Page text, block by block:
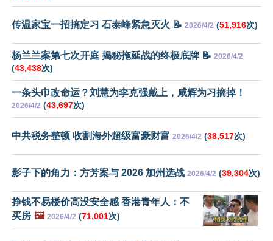
传温家宝一招搞定习 石泰峰紧急灭火 📝 2026/4/2 (51,916次)
杨兰兰案第七次开庭 揭秘拖延战的终极底牌 📝 2026/4/2
(43,438次)
一条头巾改命运？刘慧为李克强戴上，咸辉为习摘掉！
2026/4/2 (43,697次)
中共税务整顿 收割海外超级富豪财富 2026/4/2 (38,517次)
影子下的角力：方芳案与 2026 加州选战 2026/4/2 (39,304次)
挣钱不易楼价高没安全感 香港青年人：不
买房 🖼️ 2026/4/2 (71,001次)